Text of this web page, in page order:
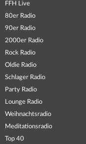
FFH Live
80er Radio
90er Radio
2000er Radio
Rock Radio
Oldie Radio
Schlager Radio
Party Radio
Lounge Radio
Weihnachtsradio
Meditationsradio
Top 40